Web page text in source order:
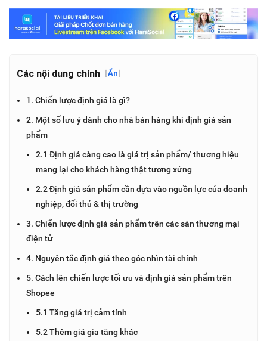
Các nội dung chính [Ẩn]
1. Chiến lược định giá là gì?
2. Một số lưu ý dành cho nhà bán hàng khi định giá sản
phẩm
2.1 Định giá càng cao là giá trị sản phẩm/ thương hiệu
mang lại cho khách hàng thật tương xứng
2.2 Định giá sản phẩm cần dựa vào nguồn lực của doanh
nghiệp, đối thủ & thị trường
3. Chiến lược định giá sản phẩm trên các sàn thương mại
điện tử
4. Nguyên tắc định giá theo góc nhìn tài chính
5. Cách lên chiến lược tối ưu và định giá sản phẩm trên
Shopee
5.1 Tăng giá trị cảm tính
5.2 Thêm giá gia tăng khác